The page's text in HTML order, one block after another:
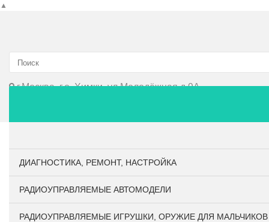
▲
г.Москва, г.о. Химки, ул.Молодёжная д.9А
ДИАГНОСТИКА, РЕМОНТ, НАСТРОЙКА
РАДИОУПРАВЛЯЕМЫЕ АВТОМОДЕЛИ
РАДИОУПРАВЛЯЕМЫЕ ИГРУШКИ, ОРУЖИЕ ДЛЯ МАЛЬЧИКОВ